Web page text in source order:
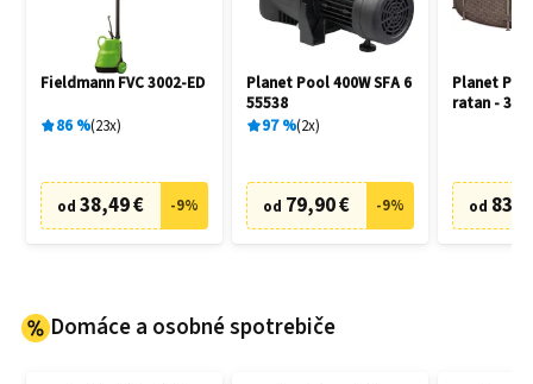
Fieldmann FVC 3002-ED
86% 23x
od 38,49 € -9%
Planet Pool 400W SFA 6
55538
97% 2x
od 79,90 € -9%
Planet
ratan - 305
od
Domáce a osobné spotrebiče